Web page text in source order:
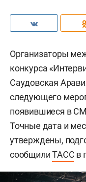
Организаторы
конкурса
Саудовская
следующего
появившиеся в
Точные дата и
утверждены,
сообщилиТАСС в